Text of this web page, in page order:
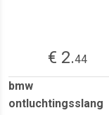
€ 2.44
bmw
ontluchtingsslang